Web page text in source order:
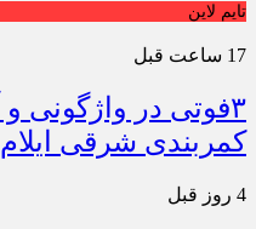
تایم لاین
17 ساعت قبل
کمربندی شرقی ایلام
4 روز قبل